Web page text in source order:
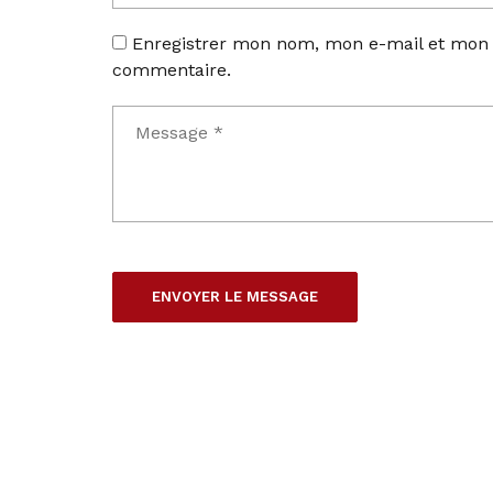
Enregistrer mon nom, mon e-mail et
commentaire.